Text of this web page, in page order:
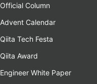
Official Column
Advent Calendar
Qiita Tech Festa
Qiita Award
Engineer White Paper